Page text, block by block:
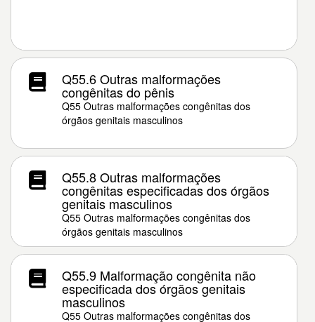
Q55.6 Outras malformações
congênitas do pênis
Q55 Outras malformações congênitas dos
órgãos genitais masculinos
Q55.8 Outras malformações
congênitas especificadas dos órgãos
genitais masculinos
Q55 Outras malformações congênitas dos
órgãos genitais masculinos
Q55.9 Malformação congênita não
especificada dos órgãos genitais
masculinos
Q55 Outras malformações congênitas dos